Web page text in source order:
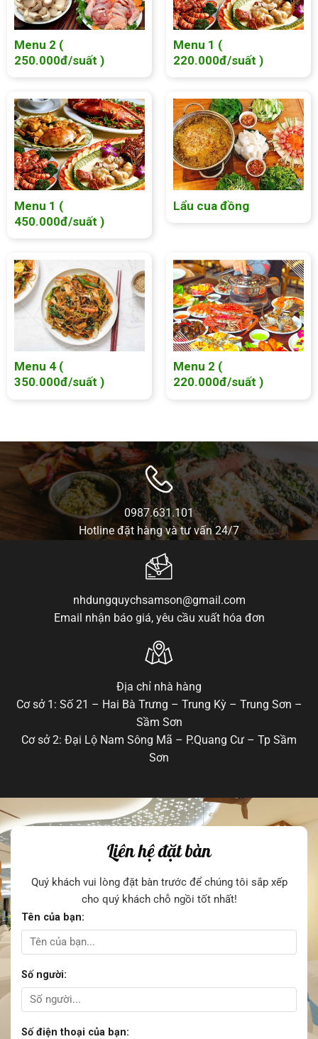
Menu 2 (
250.000đ/suất )
Menu 1 (
220.000đ/suất )
Menu 1 (
450.000đ/suất )
Lẩu cua đồng
Menu 4 (
350.000đ/suất )
Menu 2 (
220.000đ/suất )
0987.631.101
Hotline đặt hàng và tư vấn 24/7
nhdungquychsamson@gmail.com
Email nhận báo giá, yêu cầu xuất hóa đơn
Địa chỉ nhà hàng
Cơ sở 1: Số 21 – Hai Bà Trưng – Trung Kỳ – Trung Sơn –
Sầm Sơn
Cơ sở 2: Đại Lộ Nam Sông Mã – P.Quang Cư – Tp Sầm
Sơn
Liên hệ đặt bàn
Quý khách vui lòng đặt bàn trước để chúng tôi sắp xếp
cho quý khách chỗ ngồi tốt nhất!
Tên của bạn:
Số người:
Số điện thoại của bạn: